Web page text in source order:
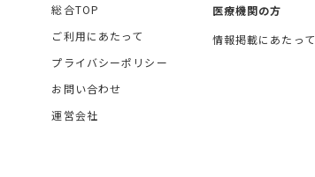
総合TOP
ご利用にあたって
プライバシーポリシー
お問い合わせ
運営会社
医療機関の方
情報掲載にあたって